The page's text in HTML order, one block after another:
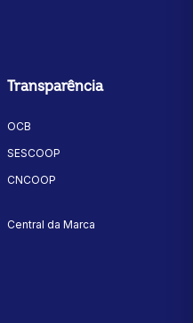
Transparência
OCB
SESCOOP
CNCOOP
Central da Marca